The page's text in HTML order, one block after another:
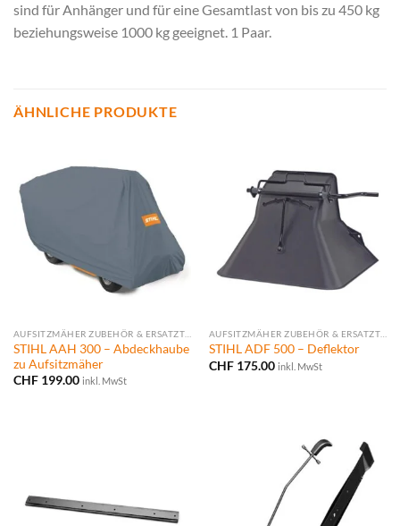
sind für Anhänger und für eine Gesamtlast von bis zu 450 kg
beziehungsweise 1000 kg geeignet. 1 Paar.
ÄHNLICHE PRODUKTE
STIHL AAH 300 – Abdeckhaube
zu Aufsitzmäher
CHF199.00 inkl. MwSt
STIHL ADF 500 – Deflektor
CHF175.00 inkl. MwSt